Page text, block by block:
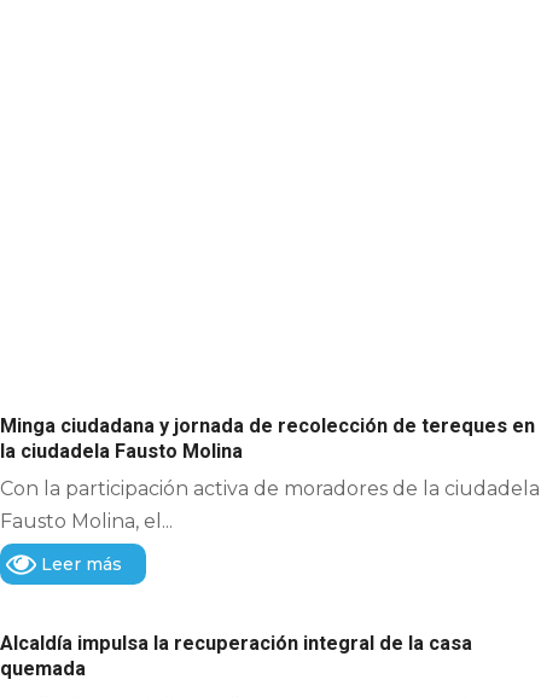
Minga ciudadana y jornada de recolección de tereques en
la ciudadela Fausto Molina
Con la participación activa de moradores de la ciudadela
Fausto Molina, el...
Leer más
Alcaldía impulsa la recuperación integral de la casa
quemada